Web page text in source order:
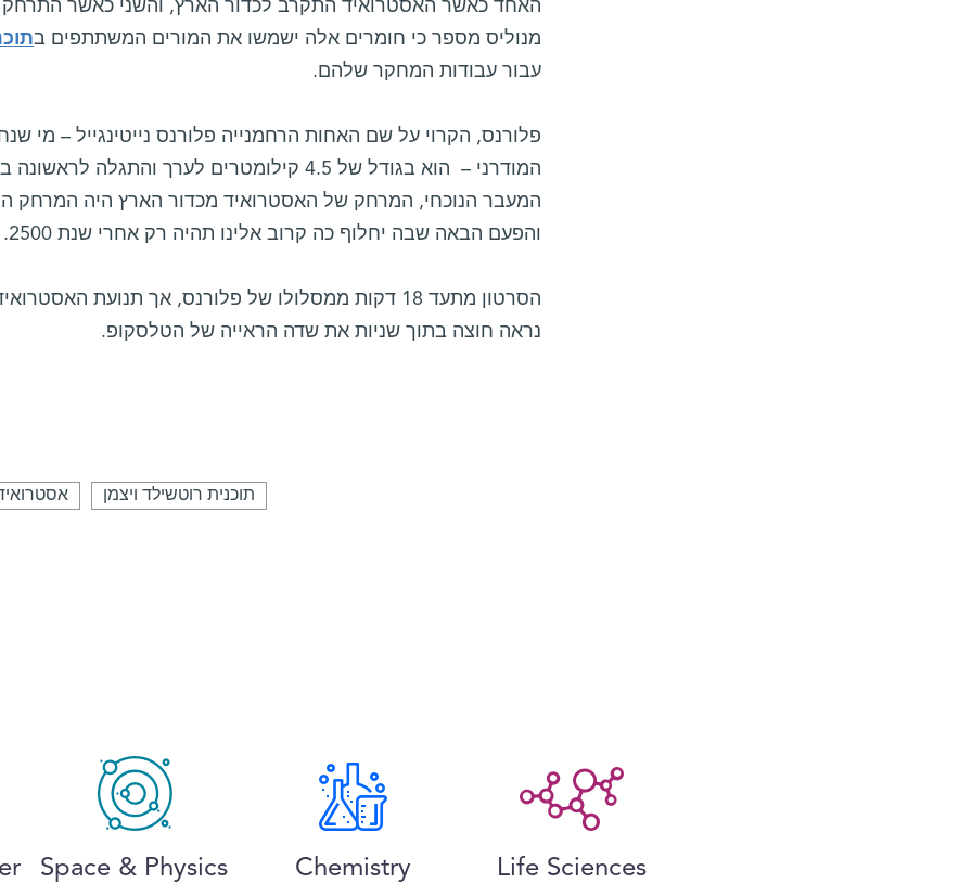
האחד כאשר האסטרואיד התקרב לכדור הארץ, והשני כאשר התרחק
מנוליס מספר כי חומרים אלה ישמשו את המורים המשתתפים ב
עבור עבודות המחקר שלהם.
פלורנס, הקרוי על שם האחות הרחמנייה פלורנס נייטינגייל – מי
והפעם הבאה שבה יחלוף כה קרוב אלינו תהיה רק אחרי שנת 2500.
הסרטון מתעד 18 דקות ממסלולו של פלורנס, אך תנועת
נראה חוצה בתוך שניות את שדה הראייה של הטלסקופ.
תוכנית רוטשילד ויצמן
Space & Physics Chemistry Life Sciences